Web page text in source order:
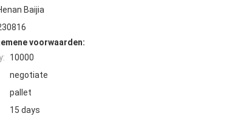
Baijia
voorwaarden:
10000
negotiate
pallet
15 days